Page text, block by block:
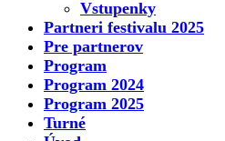
Vstupenky
Partneri festivalu 2025
Pre partnerov
Program
Program 2024
Program 2025
Turné